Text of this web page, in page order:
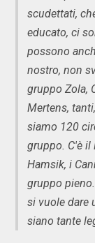
scudettati,
educato, ci
possono
nostro, non
gruppo Zola,
Mertens,
siamo 120
gruppo. C'è il
Hamsik, i
gruppo
si vuole dare
siano tante